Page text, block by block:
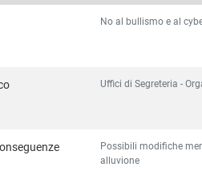
No al bullismo e al
Uffici di Segreteria -
Possibili modifiche
alluvione